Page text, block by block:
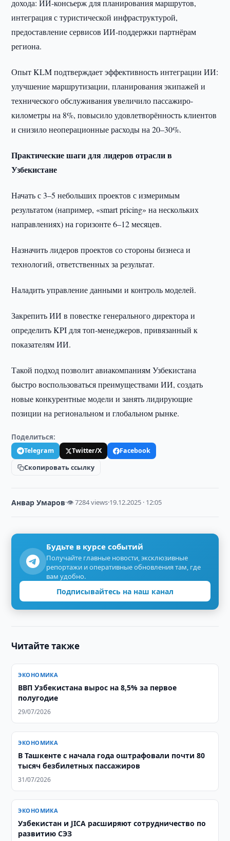
дохода: ИИ-консьерж для планирования маршрутов,
интеграция с туристической инфраструктурой,
предоставление сервисов ИИ-поддержки партнёрам
региона.
Опыт KLM подтверждает эффективность интеграции ИИ:
улучшение маршрутизации, планирования экипажей и
технического обслуживания увеличило пассажиро-
километры на 8%, повысило удовлетворённость клиентов
и снизило неоперационные расходы на 20–30%.
Практические шаги для лидеров отрасли в
Узбекистане
Начать с 3–5 небольших проектов с измеримым
результатом (например, «smart pricing» на нескольких
направлениях) на горизонте 6–12 месяцев.
Назначить лидеров проектов со стороны бизнеса и
технологий, ответственных за результат.
Наладить управление данными и контроль моделей.
Закрепить ИИ в повестке генерального директора и
определить KPI для топ-менеджеров, привязанный к
показателям ИИ.
Такой подход позволит авиакомпаниям Узбекистана
быстро воспользоваться преимуществами ИИ, создать
новые конкурентные модели и занять лидирующие
позиции на региональном и глобальном рынке.
Поделиться:
Telegram Twitter/X
Facebook
Скопировать ссылку
Анвар Умаров·👁 7284 views·19.12.2025 · 12:05
Будьте в курсе событий
Получайте главные новости, эксклюзивные
репортажи и оперативные обновления там, где
вам удобно.
Подписывайтесь на наш канал
Читайте также
ЭКОНОМИКА
ВВП Узбекистана вырос на 8,5% за первое
полугодие
29/07/2026
ЭКОНОМИКА
В Ташкенте с начала года оштрафовали почти 80
тысяч безбилетных пассажиров
31/07/2026
ЭКОНОМИКА
Узбекистан и JICA расширяют сотрудничество по
развитию СЭЗ